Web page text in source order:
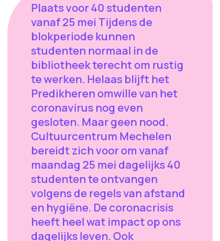
Plaats voor 40 studenten
vanaf 25 mei Tijdens de
blokperiode kunnen
studenten normaal in de
bibliotheek terecht om rustig
te werken. Helaas blijft het
Predikheren omwille van het
coronavirus nog even
gesloten. Maar geen nood.
Cultuurcentrum Mechelen
bereidt zich voor om vanaf
maandag 25 mei dagelijks 40
studenten te ontvangen
volgens de regels van afstand
en hygiëne. De coronacrisis
heeft heel wat impact op ons
dagelijks leven. Ook